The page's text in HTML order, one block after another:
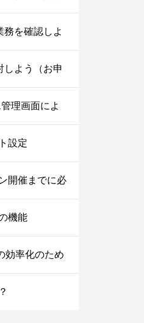
務を確認しよ
しよう（お申
理画面によ
設定
開催までに必
機能
効率化のため
ンペーンを設定
よる体験24時間